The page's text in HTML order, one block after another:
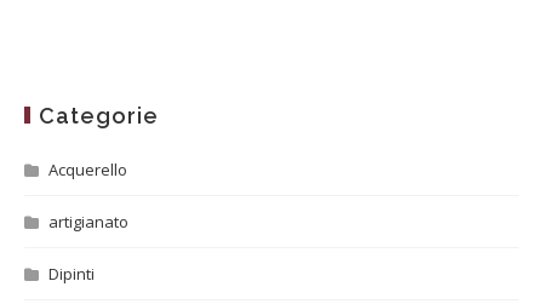
Categorie
Acquerello
artigianato
Dipinti